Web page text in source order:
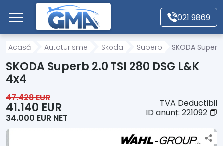
Mergi direct la conținutul principal
021 9869
Acasă
Autoturisme
Motociclete
Acasă Autoturisme Skoda Superb SKODA
SKODA Superb 2.0 TSI 280 DSG L&K
4x4
47.428 EUR
41.140 EUR
34.000 EUR NET
TVA Deductibil
ID anunț: 221092